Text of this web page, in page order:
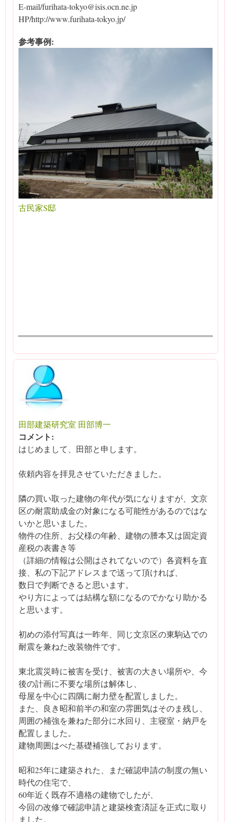
E-mail/furihata-tokyo@isis.ocn.ne.jp
HP/http://www.furihata-tokyo.jp/
参考事例:
古民家S邸
田部建築研究室 田部博一
コメント:
はじめまして、田部と申します。
依頼内容を拝見させていただきました。
隣の買い取った建物の年代が気になりますが、文京
区の耐震助成金の対象になる可能性があるのではな
いかと思いました。
物件の住所、お父様の年齢、建物の謄本又は固定資
産税の表書き等
（詳細の情報は公開はされてないので）各資料を直
接、私の下記アドレスまで送って頂ければ、
数日で判断できると思います。
やり方によっては結構な額になるのでかなり助かる
と思います。
初めの添付写真は一昨年、同じ文京区の東駒込での
耐震を兼ねた改装物件です。
東北震災時に被害を受け、被害の大きい場所や、今
後の計画に不要な場所は解体し、
母屋を中心に四隅に耐力壁を配置しました。
また、良き昭和前半の和室の雰囲気はそのま残し、
周囲の補強を兼ねた部分に水回り、主寝室・納戸を
配置しました。
建物周囲はべた基礎補強しております。
昭和25年に建築された、まだ確認申請の制度の無い
時代の住宅で、
60年近く既存不適格の建物でしたが、
今回の改修で確認申請と建築検査済証を正式に取り
ました。